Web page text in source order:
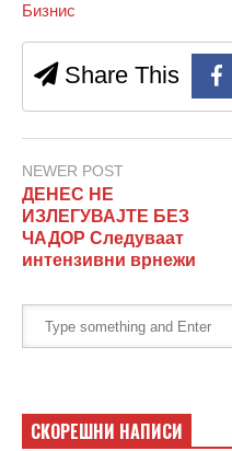
Бизнис
Share This
NEWER POST
ДЕНЕС НЕ
ИЗЛЕГУВАЈТЕ БЕЗ
ЧАДОР Следуваат
интензивни врнежи
СКОРЕШНИ НАПИСИ